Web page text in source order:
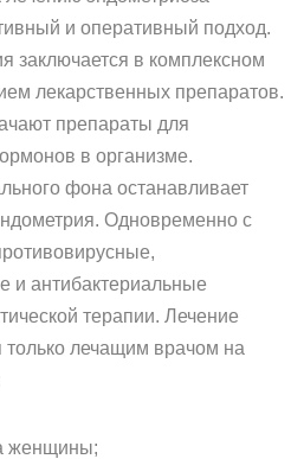
и оперативный подход.
заключается в комплексном
лекарственных препаратов.
препараты для
в организме.
фона останавливает
Одновременно с
и антибактериальные
терапии. Лечение
только лечащим врачом на
женщины;